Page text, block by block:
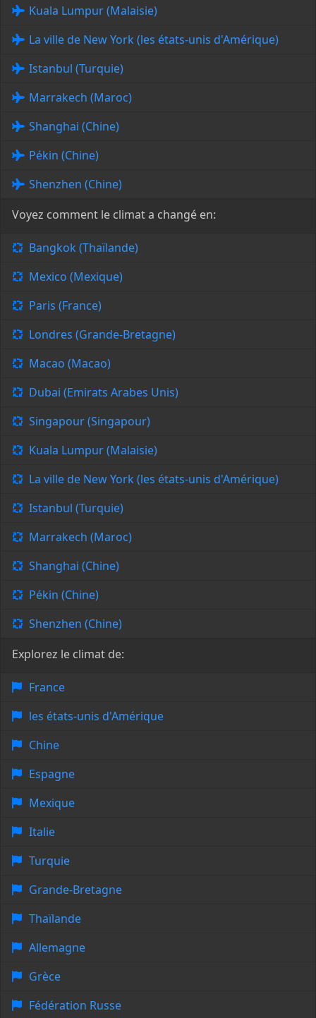
Kuala Lumpur (Malaisie)
La ville de New York (les états-unis d'Amérique)
Istanbul (Turquie)
Marrakech (Maroc)
Shanghai (Chine)
Pékin (Chine)
Shenzhen (Chine)
Voyez comment le climat a changé en:
Bangkok (Thaïlande)
Mexico (Mexique)
Paris (France)
Londres (Grande-Bretagne)
Macao (Macao)
Dubai (Emirats Arabes Unis)
Singapour (Singapour)
Kuala Lumpur (Malaisie)
La ville de New York (les états-unis d'Amérique)
Istanbul (Turquie)
Marrakech (Maroc)
Shanghai (Chine)
Pékin (Chine)
Shenzhen (Chine)
Explorez le climat de:
France
les états-unis d'Amérique
Chine
Espagne
Mexique
Italie
Turquie
Grande-Bretagne
Thaïlande
Allemagne
Grèce
Fédération Russe